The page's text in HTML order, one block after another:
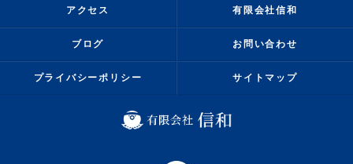
アクセス 有限会社信和
ブログ お問い合わせ
プライバシーポリシー サイトマップ